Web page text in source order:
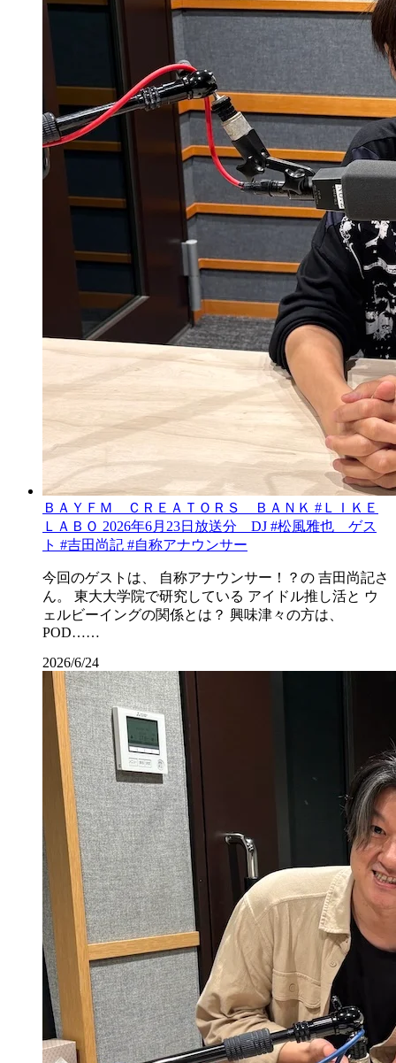
ＢＡＹＦＭ ＣＲＥＡＴＯＲＳ ＢＡＮＫ #ＬＩＫＥ
ＬＡＢＯ 2026年6月23日放送分 DJ #松風雅也 ゲス
ト #吉田尚記 #自称アナウンサー
今回のゲストは、 自称アナウンサー！？の 吉田尚記さ
ん。 東大大学院で研究している アイドル推し活と ウ
ェルビーイングの関係とは？ 興味津々の方は、
POD……
2026/6/24